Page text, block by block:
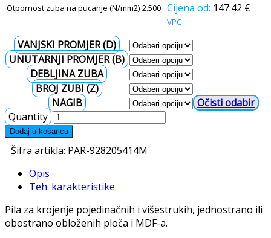
Otpornost zuba na pucanje (N/mm2) 2.500 147.42 €
VPC
VANJSKI PROMJER (D)
UNUTARNJI PROMJER (B)
DEBLJINA ZUBA
BROJ ZUBI (Z)
NAGIB
Očisti
Quantity
Dodaj u košaricu
Šifra artikla: PAR-928205414M
Opis
Teh. karakteristike
Pila za krojenje pojedinačnih i višestrukih, jednostrano ili
obostrano obloženih ploča i MDF-a.